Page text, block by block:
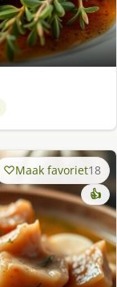
Maak favoriet18
👍